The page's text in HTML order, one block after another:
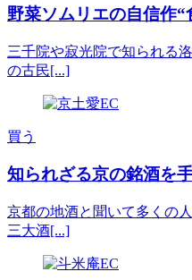
野菜ソムリエの自信作“
三千院や寂光院で知られる
の古民[...]
買う
知られざる京の銘酒を
京都の地酒と聞いて多くの
三大酒[...]